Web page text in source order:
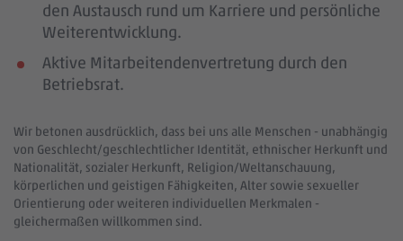
den Austausch rund um Karriere und persönliche
Weiterentwicklung.
Aktive Mitarbeitendenvertretung durch den
Betriebsrat.
Wir betonen ausdrücklich, dass bei uns alle Menschen - unabhängig
von Geschlecht/geschlechtlicher Identität, ethnischer Herkunft und
Nationalität, sozialer Herkunft, Religion/Weltanschauung,
körperlichen und geistigen Fähigkeiten, Alter sowie sexueller
Orientierung oder weiteren individuellen Merkmalen -
gleichermaßen willkommen sind.